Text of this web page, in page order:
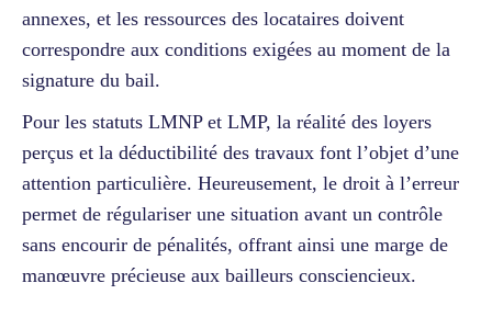
annexes, et les ressources des locataires doivent
correspondre aux conditions exigées au moment de la
signature du bail.
Pour les statuts LMNP et LMP, la réalité des loyers
perçus et la déductibilité des travaux font l’objet d’une
attention particulière. Heureusement, le droit à l’erreur
permet de régulariser une situation avant un contrôle
sans encourir de pénalités, offrant ainsi une marge de
manœuvre précieuse aux bailleurs consciencieux.